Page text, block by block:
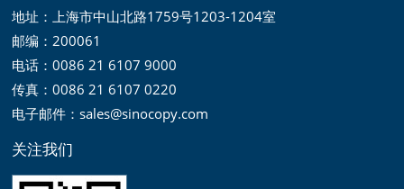
地址：上海市中山北路1759号1203-1204室
邮编：200061
电话：0086 21 6107 9000
传真：0086 21 6107 0220
电子邮件：sales@sinocopy.com
关注我们